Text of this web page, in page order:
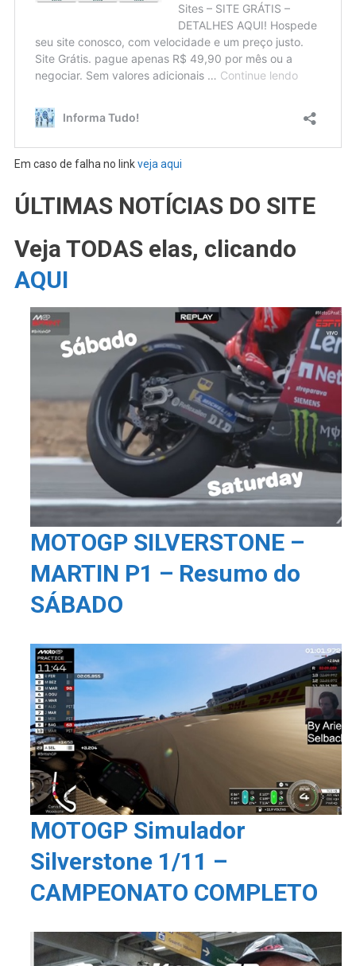
Em caso de falha no linkveja aqui
ÚLTIMAS NOTÍCIAS DO SITE
Veja TODAS elas, clicando
AQUI
MOTOGP SILVERSTONE –
MARTIN P1 – Resumo do
SÁBADO
MOTOGP Simulador
Silverstone 1/11 –
CAMPEONATO COMPLETO